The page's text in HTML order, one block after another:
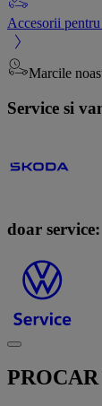
Accesorii
Marcile
Service si
doar service: